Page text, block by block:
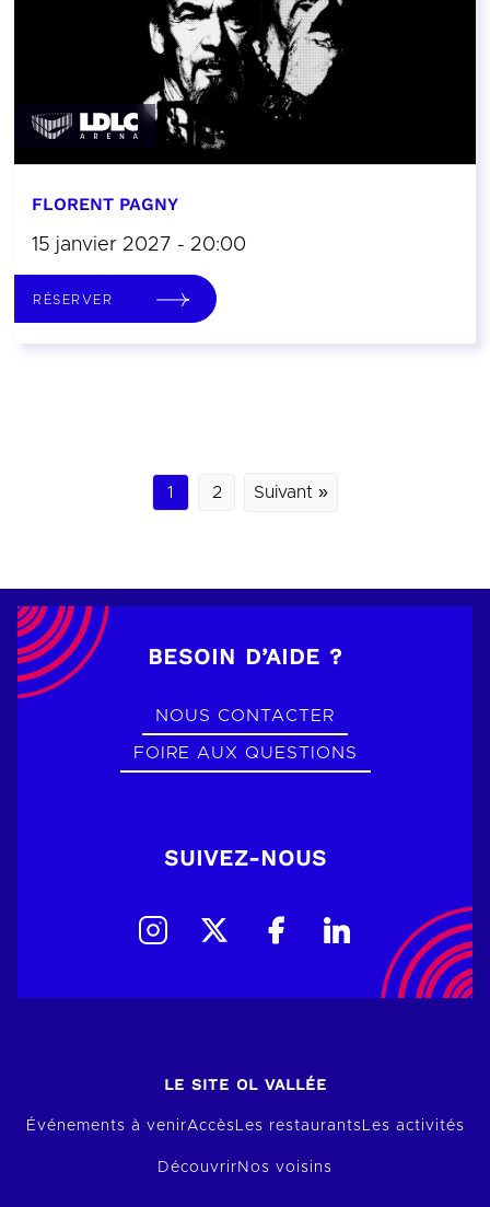
FLORENT PAGNY
15 janvier 2027 - 20:00
RÉSERVER
1 2 Suivant »
BESOIN D’AIDE ?
NOUS CONTACTER
FOIRE AUX QUESTIONS
SUIVEZ-NOUS
LE SITE OL VALLÉE
Événements à venirAccèsLes restaurantsLes activités
Découvrir Nos voisins